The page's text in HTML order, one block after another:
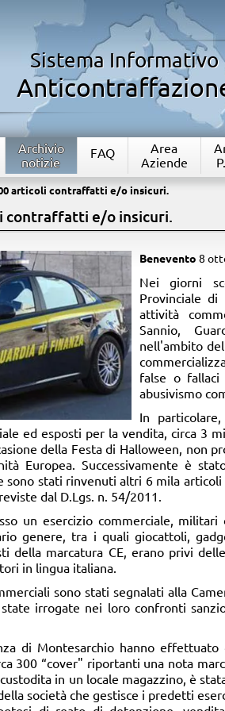
Sistema Informativo
Archivio
notizie
FAQ
Area
Aziende
articoli contraffatti e/o insicuri.
contraffatti e/o insicuri.
Benevento 8
​Nei giorni
Provinciale
attività
Sannio,
nell'ambito
false o
abusivismo
In
ed esposti per la vendita, circa 3
della Festa di Halloween, non
Europea. Successivamente è
sono stati rinvenuti altri 6 mila
dal D.Lgs. n. 54/2011.
un esercizio commerciale, militari
genere, tra i quali giocattoli,
della marcatura CE, erano privi
in lingua italiana.
sono stati segnalati alla
irrogate nei loro confronti
di Montesarchio hanno
300 “cover" riportanti una nota
in un locale magazzino, è
società che gestisce i predetti